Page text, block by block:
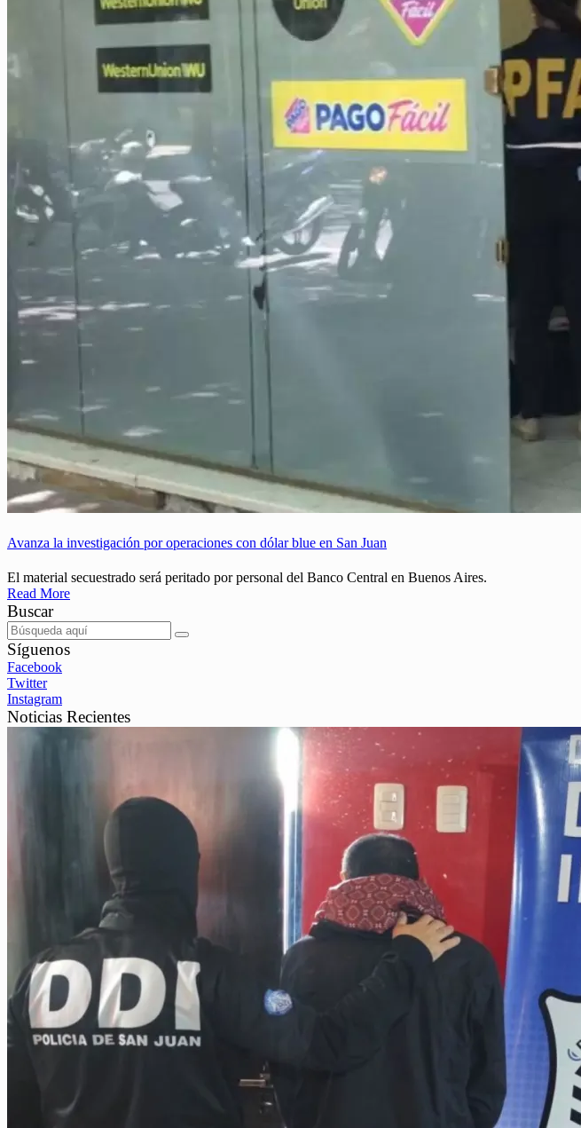
Avanza la investigación por operaciones con dólar blue en San Juan
El material secuestrado será peritado por personal del Banco Central en Buenos Aires.
Read More
Buscar
Síguenos
Facebook
Twitter
Instagram
Noticias Recientes